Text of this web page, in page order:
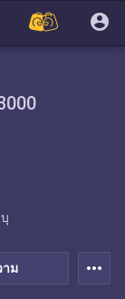
account_circle
าม more_horiz